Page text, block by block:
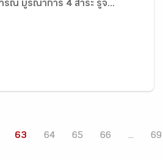
รณ์ บูรณาการ 4 สาระ รู้จ...
63 64 65 66 ... 69